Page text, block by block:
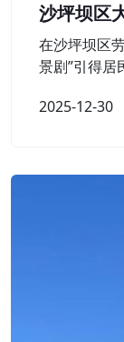
沙坪坝区
基层普法
在沙坪坝区
景剧”引得居
弄懂了遗嘱
2025-12-30